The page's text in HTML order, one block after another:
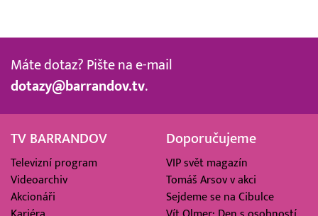
Máte dotaz? Pište na e-mail
dotazy@barrandov.tv.
TV BARRANDOV
Televizní program
Videoarchiv
Akcionáři
Doporučujeme
VIP svět magazín
Tomáš Arsov v akci
Sejdeme se na Cibulce